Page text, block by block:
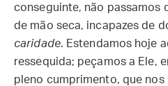
conseguinte, não passamos
de mão seca, incapazes de
caridade. Estendamos hoje
ressequida; peçamos a Ele,
pleno cumprimento, que nos